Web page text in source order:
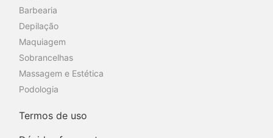
Barbearia
Depilação
Maquiagem
Sobrancelhas
Massagem e Estética
Podologia
Termos de uso